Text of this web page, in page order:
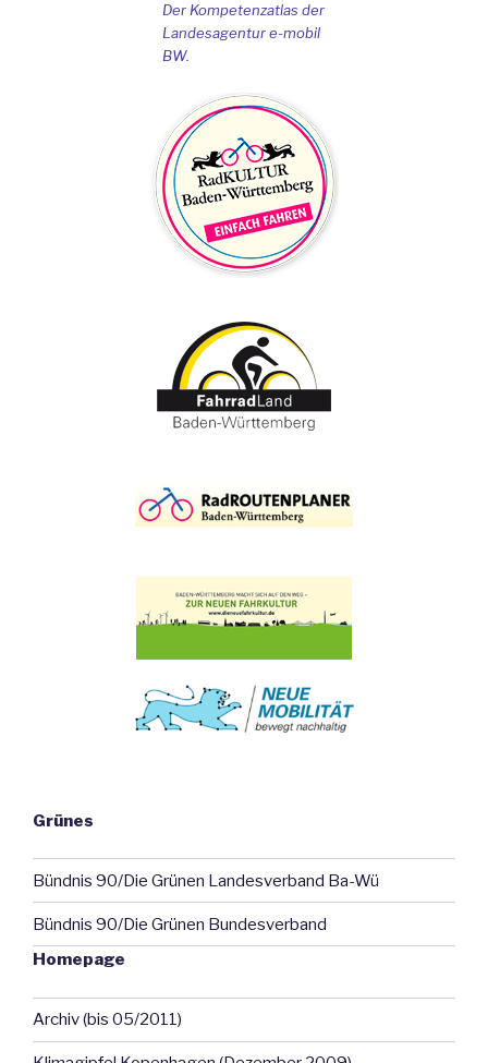
Der Kompetenzatlas der
Landesagentur e-mobil
BW.
Grünes
Bündnis 90/Die Grünen Landesverband Ba-Wü
Bündnis 90/Die Grünen Bundesverband
Homepage
Archiv (bis 05/2011)